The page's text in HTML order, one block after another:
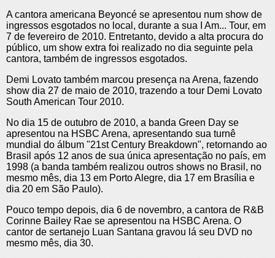
A cantora americana Beyoncé se apresentou num show de
ingressos esgotados no local, durante a sua I Am... Tour, em
7 de fevereiro de 2010. Entretanto, devido a alta procura do
público, um show extra foi realizado no dia seguinte pela
cantora, também de ingressos esgotados.
Demi Lovato também marcou presença na Arena, fazendo
show dia 27 de maio de 2010, trazendo a tour Demi Lovato
South American Tour 2010.
No dia 15 de outubro de 2010, a banda Green Day se
apresentou na HSBC Arena, apresentando sua turnê
mundial do álbum "21st Century Breakdown", retornando ao
Brasil após 12 anos de sua única apresentação no país, em
1998 (a banda também realizou outros shows no Brasil, no
mesmo mês, dia 13 em Porto Alegre, dia 17 em Brasília e
dia 20 em São Paulo).
Pouco tempo depois, dia 6 de novembro, a cantora de R&B
Corinne Bailey Rae se apresentou na HSBC Arena. O
cantor de sertanejo Luan Santana gravou lá seu DVD no
mesmo mês, dia 30.